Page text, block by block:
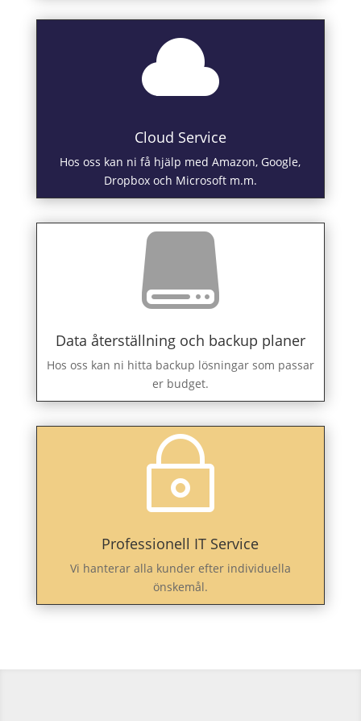

Cloud Service
Hos oss kan ni få hjälp med Amazon, Google,
Dropbox och Microsoft m.m.

Data återställning och backup planer
Hos oss kan ni hitta backup lösningar som passar
er budget.
~
Professionell IT Service
Vi hanterar alla kunder efter individuella
önskemål.